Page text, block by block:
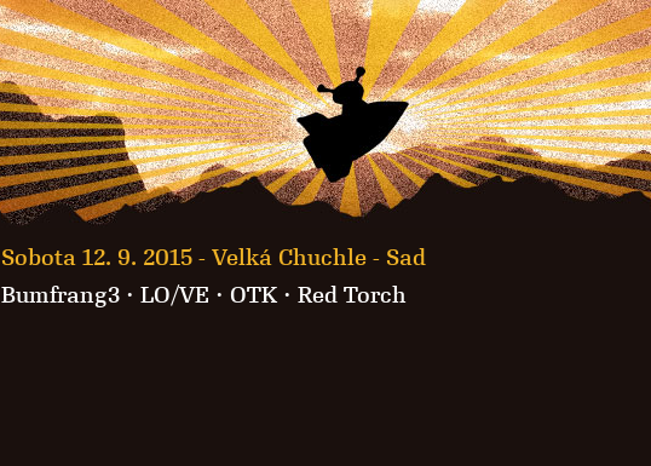
Sobota 12. 9. 2015 - Velká Chuchle - Sad
Bumfrang3 · LO/VE · OTK · Red Torch